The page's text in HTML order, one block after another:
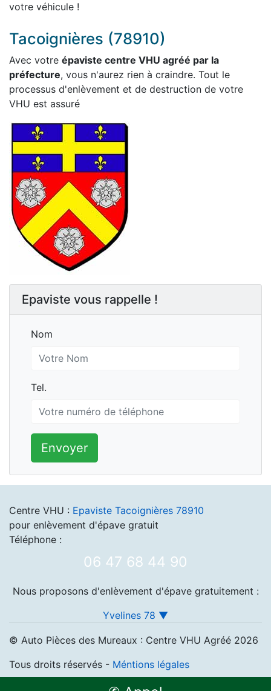
votre véhicule !
Tacoignières (78910)
Avec votre épaviste centre VHU agréé par la
préfecture, vous n'aurez rien à craindre. Tout le
processus d'enlèvement et de destruction de votre
VHU est assuré
Epaviste vous rappelle !
Nom
Nom
Tel.
Tel.
Envoyer
Centre VHU : Epaviste Tacoignières 78910
pour enlèvement d'épave gratuit
Téléphone :
06 47 68 44 90
Nous proposons d'enlèvement d'épave gratuitement :
Yvelines 78 ▼
© Auto Pièces des Mureaux : Centre VHU Agréé 2026
Tous droits réservés - Méntions légales